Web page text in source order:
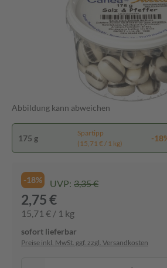
Abbildung kann abweichen
175 g
Spartipp
(15,71 € / 1 kg)
-
-18% UVP: 3,35 €
2,75 €
15,71 € / 1 kg
sofort lieferbar
Preise inkl. MwSt. ggf. zzgl. Versandkosten